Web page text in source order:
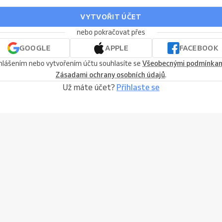
VYTVOŘIT ÚČET
nebo pokračovat přes
GOOGLE
APPLE
FACEBOOK
nebo vytvořením účtu souhlasíte se Všeobecnými
Zásadami ochrany osobních údajů.
Už máte účet? Přihlaste se